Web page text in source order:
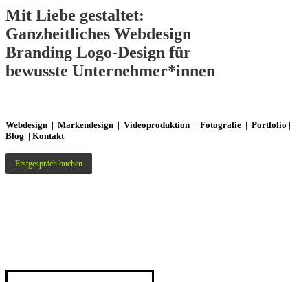
Mit Liebe gestaltet:
Ganzheitliches Webdesign
Branding Logo-Design für
bewusste Unternehmer*innen
Webdesign | Markendesign | Videoproduktion | Fotografie | Portfolio |
Blog | Kontakt
Erstgespräch buchen